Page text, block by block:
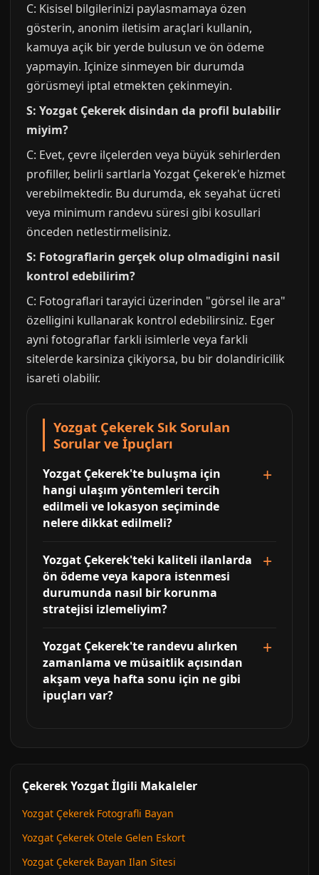
C: Kisisel bilgilerinizi paylasmamaya özen
gösterin, anonim iletisim araçlari kullanin,
kamuya açik bir yerde bulusun ve ön ödeme
yapmayin. Içinize sinmeyen bir durumda
görüsmeyi iptal etmekten çekinmeyin.
S: Yozgat Çekerek disindan da profil bulabilir
miyim?
C: Evet, çevre ilçelerden veya büyük sehirlerden
profiller, belirli sartlarla Yozgat Çekerek'e hizmet
verebilmektedir. Bu durumda, ek seyahat ücreti
veya minimum randevu süresi gibi kosullari
önceden netlestirmelisiniz.
S: Fotograflarin gerçek olup olmadigini nasil
kontrol edebilirim?
C: Fotograflari tarayici üzerinden "görsel ile ara"
özelligini kullanarak kontrol edebilirsiniz. Eger
ayni fotograflar farkli isimlerle veya farkli
sitelerde karsiniza çikiyorsa, bu bir dolandiricilik
isareti olabilir.
Yozgat Çekerek Sık Sorulan
Sorular ve İpuçları
Yozgat Çekerek'te buluşma için
hangi ulaşım yöntemleri tercih
edilmeli ve lokasyon seçiminde
nelere dikkat edilmeli?
Yozgat Çekerek'teki kaliteli ilanlarda
ön ödeme veya kapora istenmesi
durumunda nasıl bir korunma
stratejisi izlemeliyim?
Yozgat Çekerek'te randevu alırken
zamanlama ve müsaitlik açısından
akşam veya hafta sonu için ne gibi
ipuçları var?
Çekerek Yozgat İlgili Makaleler
Yozgat Çekerek Fotografli Bayan
Yozgat Çekerek Otele Gelen Eskort
Yozgat Çekerek Bayan Ilan Sitesi